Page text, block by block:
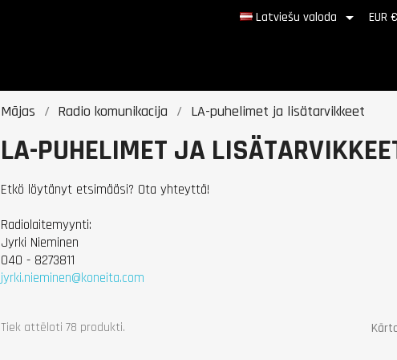
Latviešu valoda  EUR €
Mājas Radio komunikacija LA-puhelimet ja lisätarvikkeet
LA-PUHELIMET JA
Etkö löytänyt etsimääsi? Ota yhteyttä!
Radiolaitemyynti:
Jyrki Nieminen
040 - 8273811
jyrki.nieminen@koneita.com
Tiek attēloti 78 produkti.